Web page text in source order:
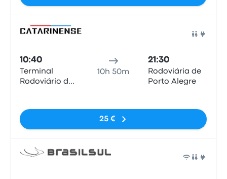
10:40
Terminal
Rodoviário de
10h 50m
21:30
Rodoviária de
Porto Alegre
25 €